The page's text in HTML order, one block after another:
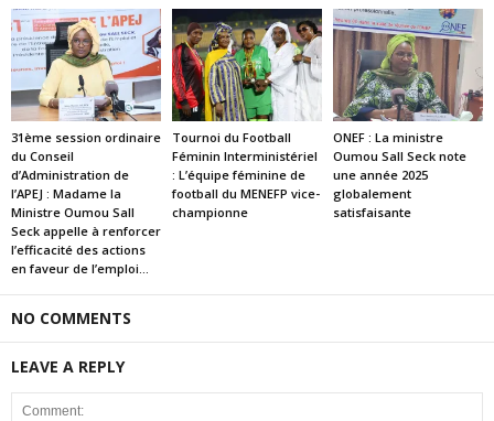
31ème session ordinaire
du Conseil
d’Administration de
l’APEJ : Madame la
Ministre Oumou Sall
Seck appelle à renforcer
l’efficacité des actions
en faveur de l’emploi...
Tournoi du Football
Féminin Interministériel
: L’équipe féminine de
football du MENEFP vice-
championne
ONEF : La ministre
Oumou Sall Seck note
une année 2025
globalement
satisfaisante
NO COMMENTS
LEAVE A REPLY